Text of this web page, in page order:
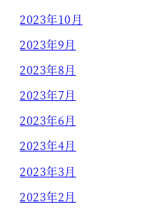
2023年10月
2023年9月
2023年8月
2023年7月
2023年6月
2023年4月
2023年3月
2023年2月